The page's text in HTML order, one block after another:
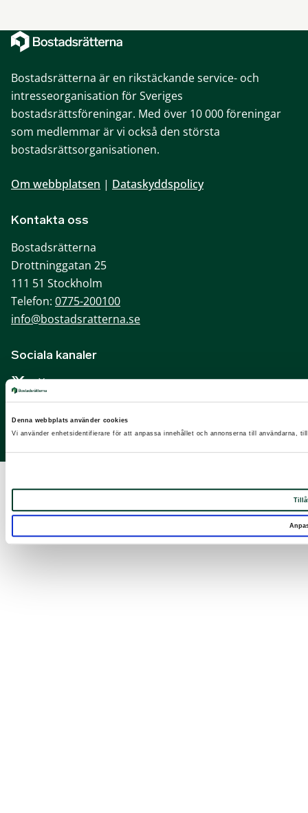
Denna webbplats använder cookies
Vi använder enhetsidentifierare för att anpassa innehållet och annonserna till användarna,
Bostadsrätterna är en rikstäckande service- och
intresseorganisation för Sveriges
bostadsrättsföreningar. Med över 10 000 föreningar
som medlemmar är vi också den största
bostadsrättsorganisationen.
Om webbplatsen | Dataskyddspolicy
Kontakta oss
Bostadsrätterna
Drottninggatan 25
111 51 Stockholm
Telefon: 0775-200100
info@bostadsratterna.se
Sociala kanaler
X
Facebook
LinkedIn
Instagram